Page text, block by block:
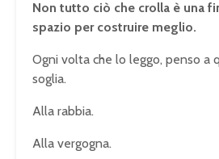
Non tutto ciò che crolla è una
spazio per costruire meglio.
Ogni volta che lo leggo, penso a
soglia.
Alla rabbia.
Alla vergogna.